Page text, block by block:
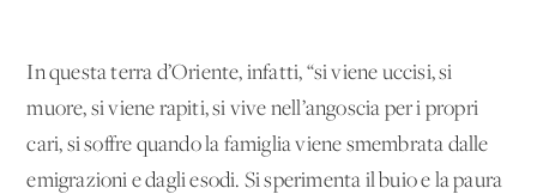
In questa terra d’Oriente, infatti, “si viene uccisi, si
muore, si viene rapiti, si vive nell’angoscia per i propri
cari, si soffre quando la famiglia viene smembrata dalle
emigrazioni e dagli esodi. Si sperimenta il buio e la paura